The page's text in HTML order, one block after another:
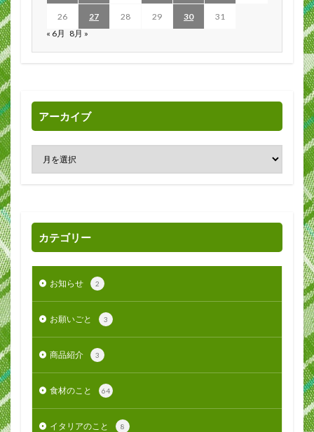
26 27 28 29 30
31
« 6月 8月 »
アーカイブ
カテゴリー
お知らせ 2
お願いごと 3
商品紹介 3
食材のこと 64
イタリアのこと 8